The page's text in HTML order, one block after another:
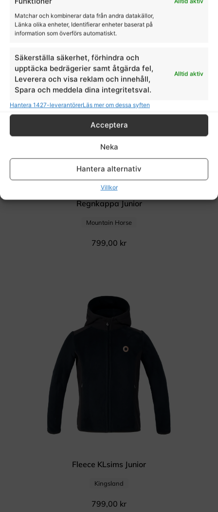
Matchar och kombinerar data från andra datakällor,
Länka olika enheter, Identifierar enheter baserat på
information som överförs automatiskt.
Säkerställa säkerhet, förhindra och
upptäcka bedrägerier samt åtgärda fel,
Leverera och visa reklam och innehåll,
Spara och meddela dina integritetsval.
Alltid aktiv
Hantera 1427-leverantörerLäs mer om dessa syften
Acceptera
Neka
Hantera alternativ
Villkor
Regnkappa Junior
Mountain Horse
799,00 kr
Fleece KLsims Junior
Kingsland
799,00 kr